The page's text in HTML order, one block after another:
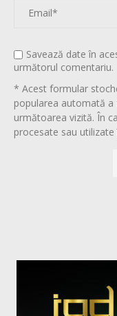
Savează date în
următorul comentariu.
* Acest formular
popularea automată a
următoarea vizită. În
procesate sau utilizate